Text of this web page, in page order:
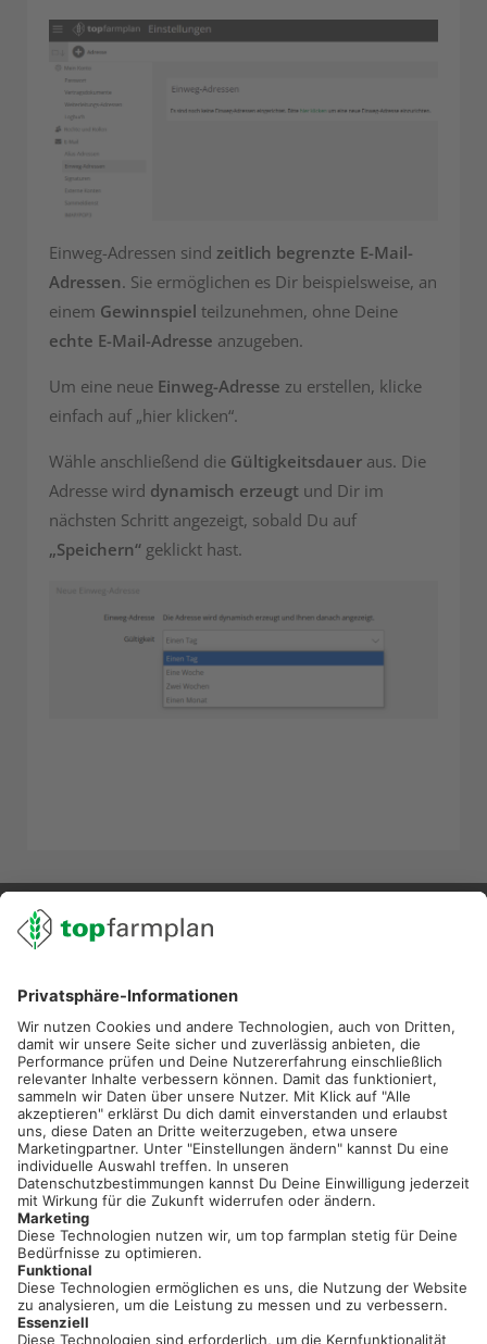
Einweg-Adressen sind zeitlich begrenzte E-Mail-
Adressen. Sie ermöglichen es Dir beispielsweise, an
einem Gewinnspiel teilzunehmen, ohne Deine
echte E-Mail-Adresse anzugeben.
Um eine neue Einweg-Adresse zu erstellen, klicke
einfach auf „hier klicken“.
Wähle anschließend die Gültigkeitsdauer aus. Die
Adresse wird dynamisch erzeugt und Dir im
nächsten Schritt angezeigt, sobald Du auf
„Speichern“ geklickt hast.
02501 801 44 84
service@topfarmplan.de
Sei immer auf dem Laufenden!
Neue Features, spannende Tipps und hilfreiche Anleitungen!
Registriere dich kostenlos!